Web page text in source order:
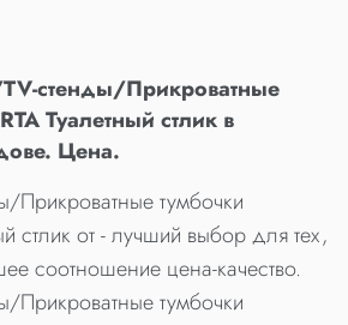
стенды/Прикроватные
Туалетный стлик в
Цена.
Прикроватные тумбочки
стлик от - лучший выбор для тех,
соотношение цена-качество.
Прикроватные тумбочки